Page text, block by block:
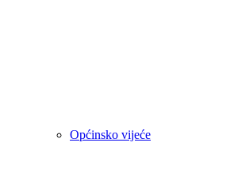
Općinsko vijeće